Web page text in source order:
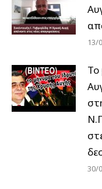
13/
Το
30/